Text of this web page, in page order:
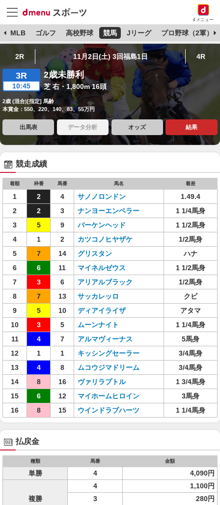
dメニュー
MLB ゴルフ 高校野球 競馬 Jリーグ プロ野球（2軍）
2R 11月2日(土) 3回福島1日 4R
3R
10:45
2歳未勝利
芝 右・1,800m 16頭
2歳 (混合)[指定] 馬齢
本賞金：550、220、140、83、55万円
出馬表 データ分析 オッズ 結果
競走成績
着順 枠番 馬番 馬名 着差
1 2 4 サノノロンドン
1.49.4
2
2 3 ナンヨーエンペラー
1 1/4馬身
3
5 9 バーケンヘッド
1 1/2馬身
4
1 2 カツコノヒヤザケ
1/2馬身
5
7 14 グリスタン
ハナ
6
6 11 マイネルゼウス
1 1/2馬身
7
3 6 アリアルブラック
1/2馬身
8
7 13 サッカレッロ
クビ
9
5 10 ディアイライザ
アタマ
10
3 5 ムーンナイト
1 1/4馬身
11
4 7 アルマヴィーナス
5馬身
12
1 1 キッシングセーラー
3/4馬身
13
4 8 ムコウジマドリーム
3/4馬身
14
8 16 ヴァリラプトル
1 3/4馬身
15
6 12 マイホームヒロイン
3馬身
16
8 15 ウインドラブハーツ 1 1/4馬身
払戻金
種類 馬番 金額
単勝 4 4,090円
複勝
4
1,100円
3
280円